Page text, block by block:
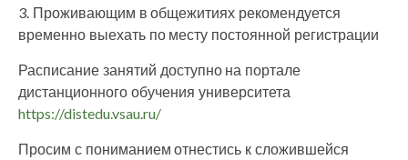
3. Проживающим в общежитиях рекомендуется
временно выехать по месту постоянной регистрации
Расписание занятий доступно на портале
дистанционного обучения университета
https://distedu.vsau.ru/
Просим с пониманием отнестись к сложившейся